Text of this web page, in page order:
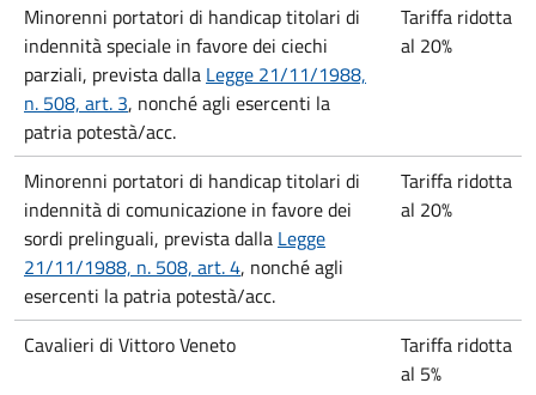
Minorenni portatori di handicap titolari di
indennità speciale in favore dei ciechi
parziali, prevista dalla Legge 21/11/1988,
n. 508, art. 3, nonché agli esercenti la
patria potestà/acc.
Tariffa ridotta
al 20%
Minorenni portatori di handicap titolari di
indennità di comunicazione in favore dei
sordi prelinguali, prevista dalla Legge
21/11/1988, n. 508, art. 4, nonché agli
esercenti la patria potestà/acc.
Tariffa ridotta
al 20%
Cavalieri di Vittoro Veneto
Tariffa ridotta
al 5%